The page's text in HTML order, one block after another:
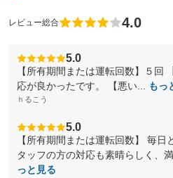
レビュー総合 4.0
5.0
【所有期間または運転回数】５回
応が良かったです。 【悪い...
もっ
ｈるこう
5.0
【所有期間または運転回数】 毎
タッフの方の対応も素晴らしく、
っと見る